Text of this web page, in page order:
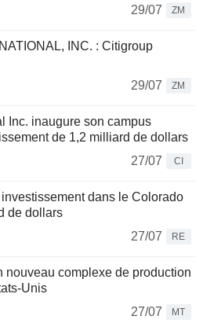
29/07
ZM
INC. : Citigroup
29/07
ZM
Inc. inaugure son campus
de 1,2 milliard de dollars
27/07
CI
dans le Colorado
de dollars
27/07
RE
nouveau complexe de production
Unis
27/07
MT